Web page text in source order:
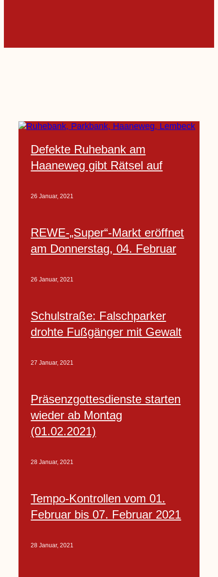
Defekte Ruhebank am
Haaneweg gibt Rätsel auf
26 Januar, 2021
REWE-„Super“-Markt eröffnet
am Donnerstag, 04. Februar
26 Januar, 2021
Schulstraße: Falschparker
drohte Fußgänger mit Gewalt
27 Januar, 2021
Präsenzgottesdienste starten
wieder ab Montag
(01.02.2021)
28 Januar, 2021
Tempo-Kontrollen vom 01.
Februar bis 07. Februar 2021
28 Januar, 2021